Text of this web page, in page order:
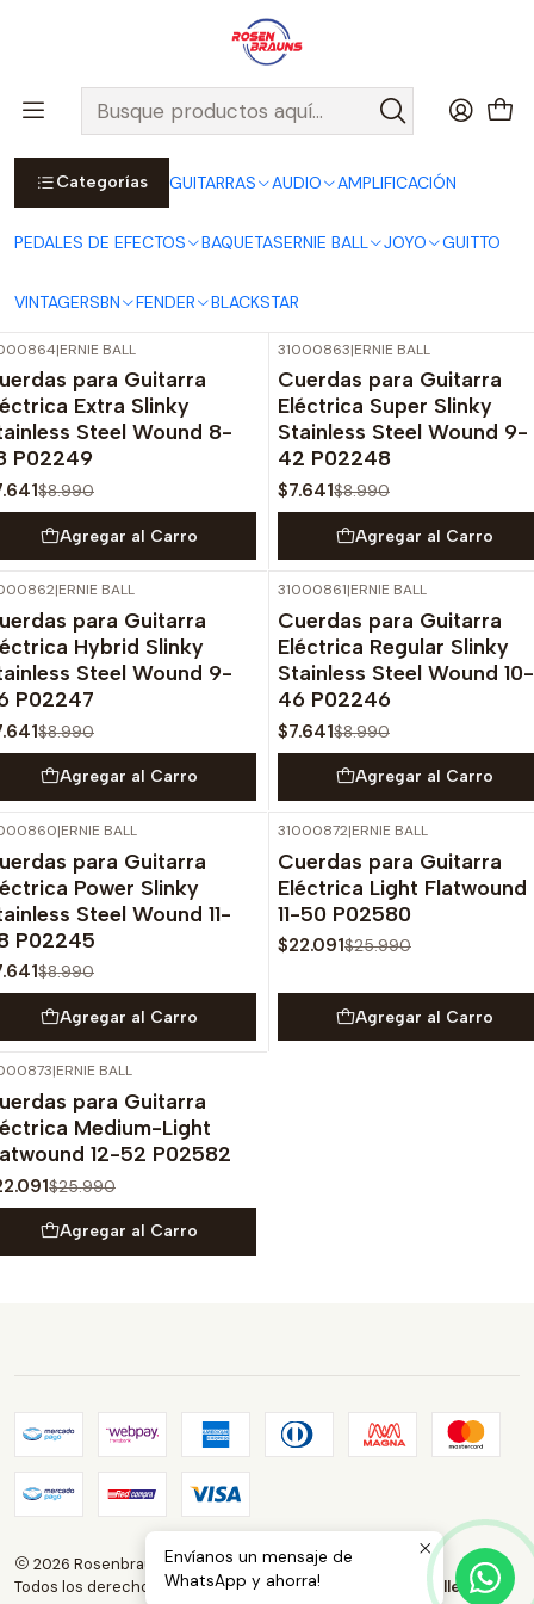
Categorías GUITARRAS AUDIO AMPLIFICACIÓN
PEDALES DE EFECTOS BAQUETASERNIE BALL JOYO GUITTO
VINTAGERSBN FENDER BLACKSTAR
Por compras sobre $25.000 en Santiago urbano, Colina o
Padre Hurtado, incluimos el despacho!
Ver Detalles
Inicio ERNIE BALL
CUERDAS ERNIE BALL
Cuerdas Eléctricas ERNIE BALL
STAINLESS STEEL Series
STAINLESS STEEL Series
-15% OFF
|ERNIE BALL
para Guitarra
Extra Slinky
Steel Wound 8-
P02249
$8.990
Agregar al Carro
-15% OFF
31000863|ERNIE BALL
Cuerdas para Guitarra
Eléctrica Super Slinky
Stainless Steel Wound 9-
42 P02248
$7.641$8.990
Agregar al Carro
|ERNIE BALL
para Guitarra
Hybrid Slinky
Steel Wound 9-
P02247
$8.990
Agregar al Carro
OFF
31000861|ERNIE BALL
Cuerdas para Guitarra
Eléctrica Regular Slinky
Stainless Steel Wound 10-
46 P02246
$7.641$8.990
Agregar al Carro
-15% OFF
|ERNIE BALL
para Guitarra
Power Slinky
Steel Wound 11-
P02245
$8.990
Agregar al Carro
-15% OFF
31000872|ERNIE BALL
Cuerdas para Guitarra
Eléctrica Light Flatwound
11-50 P02580
$22.091$25.990
Agregar al Carro
OFF
|ERNIE BALL
para Guitarra
Medium-Light
12-52 P02582
$25.990
Agregar al Carro
2026 Rosenbrauns Store.
Todos los derechos reservados. Desarrollado por Jumpseller
Envíanos un mensaje de
WhatsApp y ahorra!